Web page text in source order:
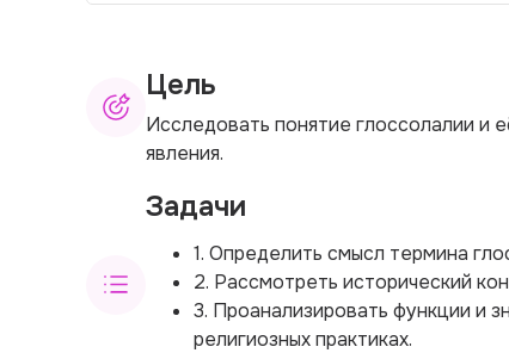
Цель
Исследовать понятие глоссолалии и
явления.
Задачи
1. Определить смысл термина
2. Рассмотреть исторический
3. Проанализировать функции и
религиозных практиках.